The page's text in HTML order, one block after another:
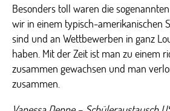
Besonders toll waren die sogenannten
wir in einem typisch-amerikanischen
sind und an Wettbewerben in ganz
haben. Mit der Zeit ist man zu einem
zusammen gewachsen und man
zusammen.